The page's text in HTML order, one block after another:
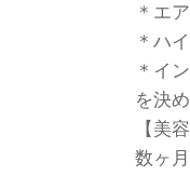
＊エ
＊ハ
＊イ
を決
【美
数ヶ